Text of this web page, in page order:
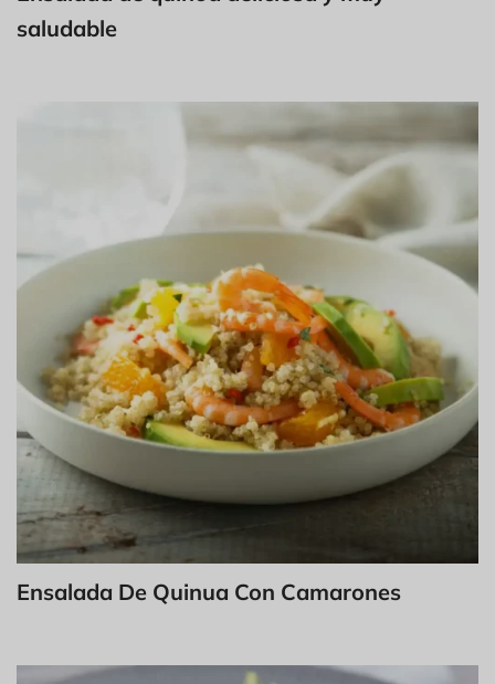
saludable
Ensalada De Quinua Con Camarones